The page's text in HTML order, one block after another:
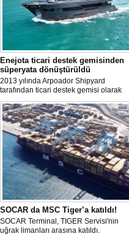
Enejota ticari destek gemisinden
süperyata dönüştürüldü
2013 yılında Arpoador Shipyard
tarafından ticari destek gemisi olarak
inşa edilen Enejota explorer süperyata
dönüştürülerek sahibine teslim edildi.
SOCAR da MSC Tiger’a katıldı!
SOCAR Terminal, TIGER Servisi'nin
uğrak limanları arasına katıldı.